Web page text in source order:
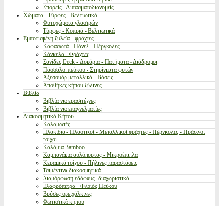
Σπορείς - Λιπασματοδιανομείς
Χώματα - Τύρφες - Βελτιωτικά
Φυτοχώματα γλαστρών
Τύρφες - Κοπριά - Βελτιωτικά
Εμποτισμένη ξυλεία - φράχτες
Καφασωτά - Πάνελ - Πέργκολες
Κάγκελα - Φράχτες
Σανίδες Deck - Δοκάρια - Πατήματα - Διάδρομοι
Πάσσαλοι πεύκου - Στηρίγματα φυτών
Αξεσουάρ μεταλλικά - Βάσεις
Αποθήκες κήπου ξύλινες
Βιβλία
Βιβλία για ερασιτέχνες
Βιβλία για επαγγελματίες
Διακοσμητικά Κήπου
Καλαμωτές
Πλακίδια - Πλαστικοί - Μεταλλικοί φράχτες - Πέργκολες - Πράσινοι
τοίχοι
Καλάμια Bamboo
Καμπανάκια αυλόπορτας - Μικροέπιπλα
Κεραμικά τοίχου - Πήλινες παραστάσεις
Τσιμέντινα διακοσμητικά
Διαμόρφωση εδάφους -διαχωριστικά.
Ελαφρόπετρα - Φλοιός Πεύκου
Βρύσες ορειχάλκινες
Φωτιστικά κήπου